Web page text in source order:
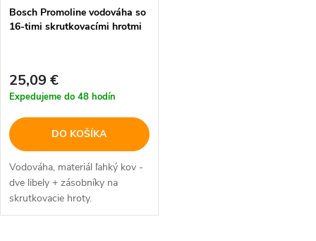
Bosch Promoline vodováha so
16-timi skrutkovacími hrotmi
25,09 €
Expedujeme do 48 hodín
DO KOŠÍKA
Vodováha, materiál ľahký kov -
dve libely + zásobníky na
skrutkovacie hroty.